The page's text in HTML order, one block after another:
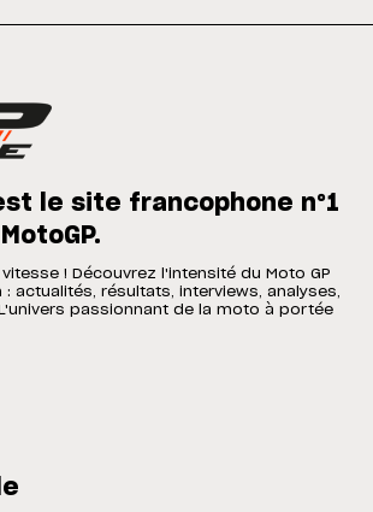
le site francophone n°1
vitesse ! Découvrez l'intensité du Moto GP
actualités, résultats, interviews, analyses,
passionnant de la moto à portée